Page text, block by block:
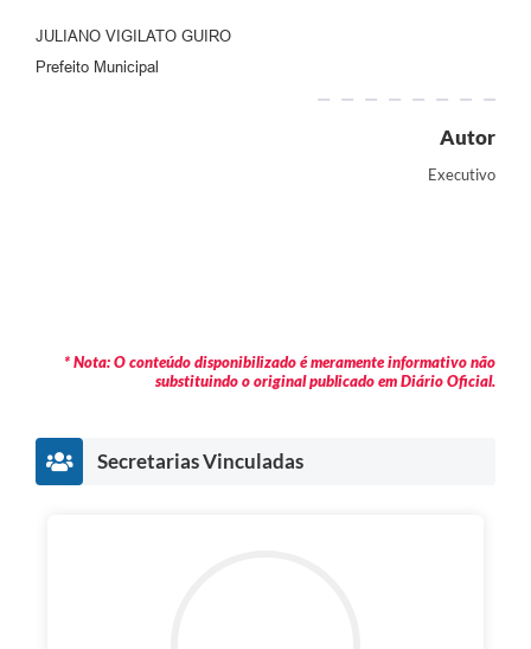
JULIANO VIGILATO GUIRO
Prefeito Municipal
Autor
Executivo
* Nota: O conteúdo disponibilizado é meramente informativo não
substituindo o original publicado em Diário Oficial.
Secretarias Vinculadas